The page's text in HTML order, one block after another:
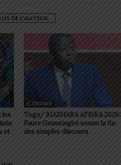
DE L'AUTEUR
les
et
ECONOMIE
Togo/ BIASHARA AFRIKA 2026:
Faure Gnassingbé sonne la fin
des simples discours